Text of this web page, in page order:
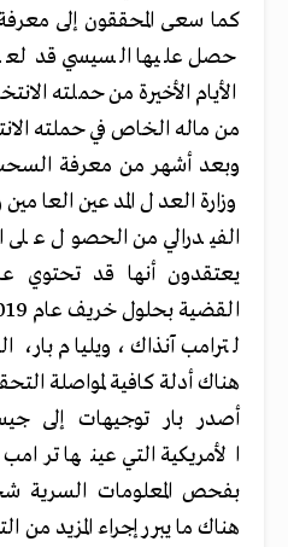
كما سعى المحققون إلى معرفة
حصل عليها السيسي قد
الأيام الأخيرة من حملته
من ماله الخاص في حملته
وبعد أشهر من معرفة
وزارة العدل المدعين
الفيدرالي من الحصول على
يعتقدون أنها قد تحتوي
لترامب آنذاك، ويليام
هناك أدلة كافية لمواصلة
أصدر بار توجيهات إلى
الأمريكية التي عينها
بفحص المعلومات السرية
هناك ما يبرر إجراء المزيد